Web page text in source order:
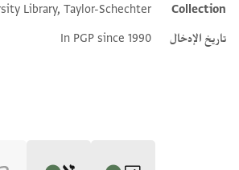
Additional metadata
Collection
Library, Taylor-Schechter
تاريخ الإدخال
In PGP since 1990